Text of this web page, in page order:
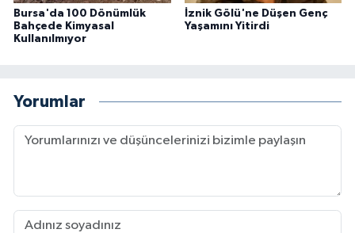
Bursa'da 100 Dönümlük
Bahçede Kimyasal
Kullanılmıyor
İznik Gölü'ne Düşen Genç
Yaşamını Yitirdi
Yorumlar